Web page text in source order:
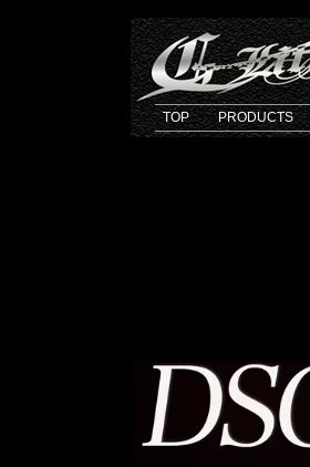
TOP PRODUCTS